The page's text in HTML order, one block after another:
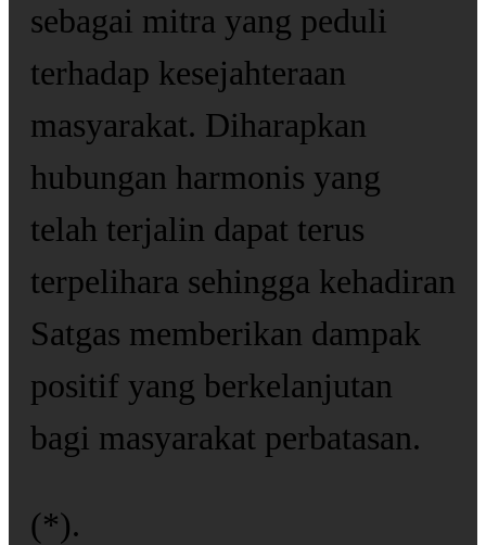
sebagai mitra yang peduli
terhadap kesejahteraan
masyarakat. Diharapkan
hubungan harmonis yang
telah terjalin dapat terus
terpelihara sehingga kehadiran
Satgas memberikan dampak
positif yang berkelanjutan
bagi masyarakat perbatasan.
(*).